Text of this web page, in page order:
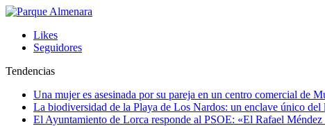
Likes
Seguidores
Tendencias
Una mujer es asesinada por su pareja en un centro comercial de
La biodiversidad de la Playa de Los Nardos: un enclave único del
El Ayuntamiento de Lorca responde al PSOE: «El Rafael Méndez